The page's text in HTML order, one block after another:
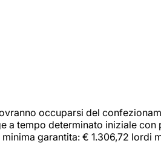
occuparsi del
a tempo determinato iniziale con
garantita: € 1.306,72 lordi